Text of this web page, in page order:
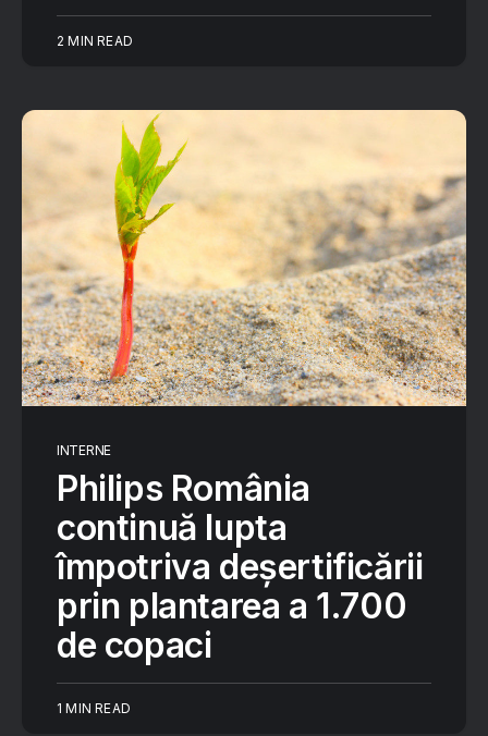
2 MIN READ
INTERNE
Philips România
continuă lupta
împotriva deșertificării
prin plantarea a 1.700
de copaci
1 MIN READ